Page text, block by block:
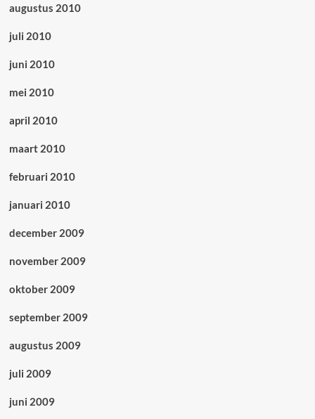
augustus 2010
juli 2010
juni 2010
mei 2010
april 2010
maart 2010
februari 2010
januari 2010
december 2009
november 2009
oktober 2009
september 2009
augustus 2009
juli 2009
juni 2009